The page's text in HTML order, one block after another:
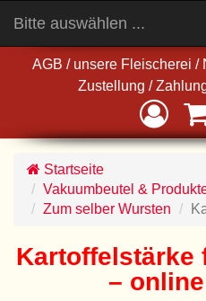
AGB / unsere Fleischerei /
Zustellung /
Bitte auswählen ...
Startseite
Vakuumbeutel &
Zum selber Wursten
Kartoffelstärke
–